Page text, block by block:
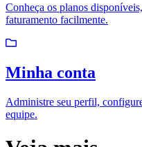
Conheça os planos
faturamento facilmente.
Minha conta
Administre seu perfil,
equipe.